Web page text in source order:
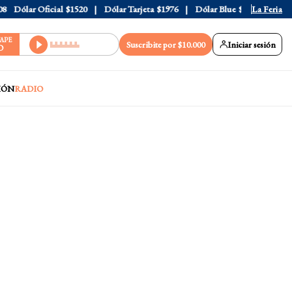
Dólar Oficial $1520 Dólar Tarjeta $1976 Dólar Blue $1530 Dólar
La Feria
Suscribite por $10.000 Iniciar sesión
RADIO